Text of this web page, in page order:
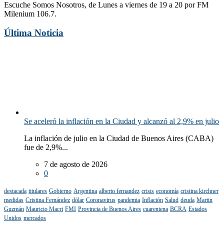
Escuche Somos Nosotros, de Lunes a viernes de 19 a 20 por FM
Milenium 106.7.
Última Noticia
Se aceleró la inflación en la Ciudad y alcanzó al 2,9% en julio
La inflación de julio en la Ciudad de Buenos Aires (CABA)
fue de 2,9%...
7 de agosto de 2026
0
destacada titulares Gobierno Argentina alberto fernandez crisis economía cristina kirchner
medidas Cristina Fernández dólar Coronavirus pandemia Inflación Salud deuda Martin
Guzmán Mauricio Macri FMI Provincia de Buenos Aires cuarentena BCRA Estados
Unidos mercados